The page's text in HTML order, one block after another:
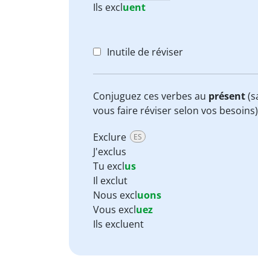
Ils excluent
Inutile de réviser
Conjuguez ces verbes au présent
vous faire réviser selon vos
Exclure
ES
J'exclus
Tu exclus
Il exclut
Nous excluons
Vous excluez
Ils excluent